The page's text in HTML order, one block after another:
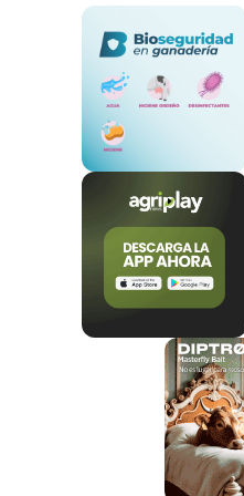
(piensos) es que en
de patologías,
debe buscar el equilibrio
La formulación de las
el mantenimiento de
misma explotación,
diferenciarse de
alimentarias de los
Metabolismo de glúcidos
La fibra alimentaria se
glucosa, de la que se